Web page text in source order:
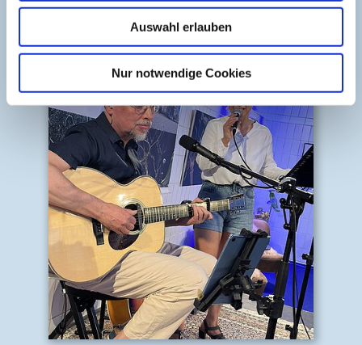
Auswahl erlauben
Nur notwendige Cookies
Weiterlesen